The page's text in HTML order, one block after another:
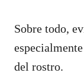
Sobre todo,
del rostro.